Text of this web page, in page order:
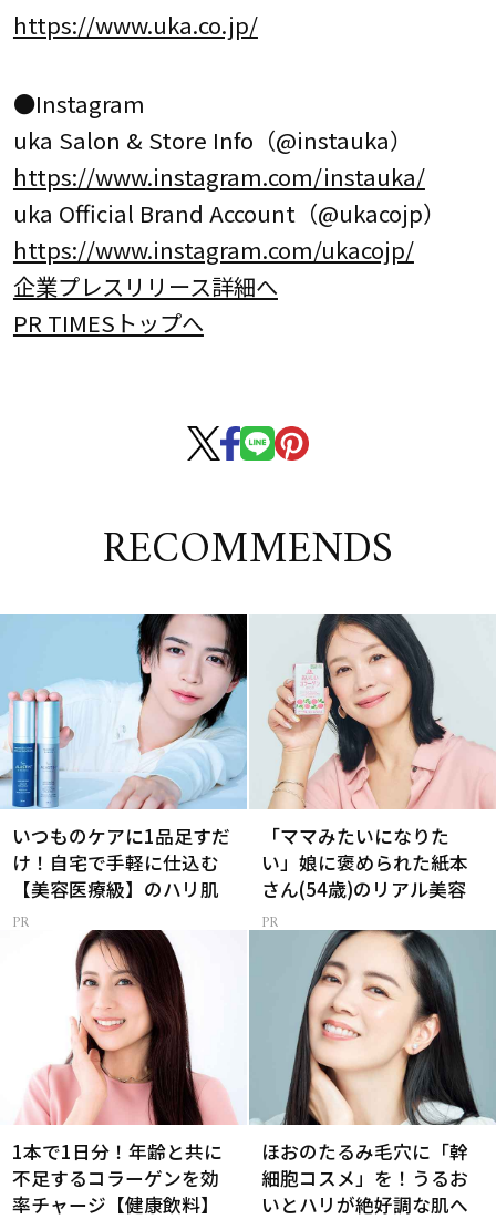
https://www.uka.co.jp/
●Instagram
uka Salon & Store Info（@instauka）
https://www.instagram.com/instauka/
uka Official Brand Account（@ukacojp）
https://www.instagram.com/ukacojp/
企業プレスリリース詳細へ
PR TIMESトップへ
RECOMMENDS
いつものケアに1品足すだ
け！自宅で手軽に仕込む
【美容医療級】のハリ肌
「ママみたいになりた
い」娘に褒められた紙本
さん(54歳)のリアル美容
1本で1日分！年齢と共に
不足するコラーゲンを効
率チャージ【健康飲料】
ほおのたるみ毛穴に「幹
細胞コスメ」を！うるお
いとハリが絶好調な肌へ